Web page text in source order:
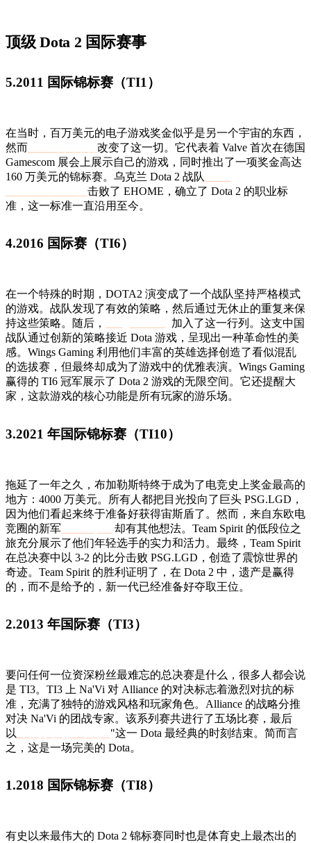
顶级 Dota 2 国际赛事
5.2011 国际锦标赛（TI1）
在当时，百万美元的电子游戏奖金似乎是另一个宇宙的东西，
然而
改变了这一切。它代表着 Valve 首次在德国
Gamescom 展会上展示自己的游戏，同时推出了一项奖金高达
160 万美元的锦标赛。乌克兰 Dota 2 战队
击败了 EHOME，确立了 Dota 2 的职业标
准，这一标准一直沿用至今。
4.2016 国际赛（TI6）
在一个特殊的时期，DOTA2 演变成了一个战队坚持严格模式
的游戏。战队发现了有效的策略，然后通过无休止的重复来保
持这些策略。随后，
加入了这一行列。这支中国
战队通过创新的策略接近 Dota 游戏，呈现出一种革命性的美
感。Wings Gaming 利用他们丰富的英雄选择创造了看似混乱
的选拔赛，但最终却成为了游戏中的优雅表演。Wings Gaming
赢得的 TI6 冠军展示了 Dota 2 游戏的无限空间。它还提醒大
家，这款游戏的核心功能是所有玩家的游乐场。
3.2021 年国际锦标赛（TI10）
拖延了一年之久，布加勒斯特终于成为了电竞史上奖金最高的
地方：4000 万美元。所有人都把目光投向了巨头 PSG.LGD，
因为他们看起来终于准备好获得宙斯盾了。然而，来自东欧电
竞圈的新军
却有其他想法。Team Spirit 的低段位之
旅充分展示了他们年轻选手的实力和活力。最终，Team Spirit
在总决赛中以 3-2 的比分击败 PSG.LGD，创造了震惊世界的
奇迹。Team Spirit 的胜利证明了，在 Dota 2 中，遗产是赢得
的，而不是给予的，新一代已经准备好夺取王位。
2.2013 年国际赛（TI3）
要问任何一位资深粉丝最难忘的总决赛是什么，很多人都会说
是 TI3。TI3 上 Na'Vi 对 Alliance 的对决标志着激烈对抗的标
准，充满了独特的游戏风格和玩家角色。Alliance 的战略分推
对决 Na'Vi 的团战专家。该系列赛共进行了五场比赛，最后
以
"这一 Dota 最经典的时刻结束。简而言
之，这是一场完美的 Dota。
1.2018 国际锦标赛（TI8）
有史以来最伟大的 Dota 2 锦标赛同时也是体育史上最杰出的